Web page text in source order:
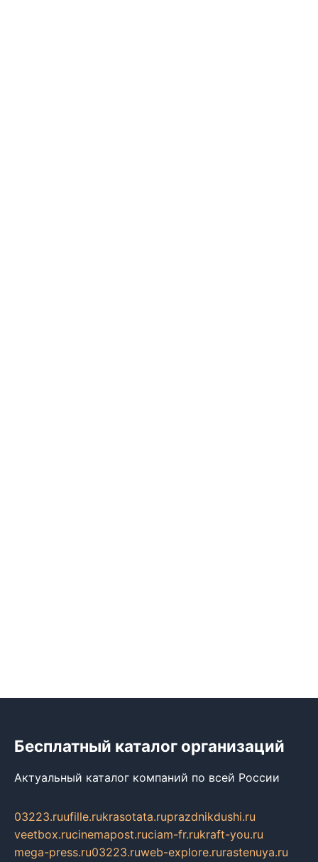
Бесплатный каталог организаций
Актуальный каталог компаний по всей России
03223.ruufille.rukrasotata.ruprazdnikdushi.ru
veetbox.rucinemapost.ruciam-fr.rukraft-you.ru
mega-press.ru03223.ruweb-explore.rurastenuya.ru